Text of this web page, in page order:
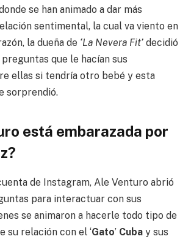
se han animado a dar más
sentimental, la cual va viento en
la dueña de ‘La Nevera Fit’ decidió
que le hacían sus
ellas si tendría otro bebé y esta
sorprendió.
está embarazada por
de Instagram, Ale Venturo abrió
para interactuar con sus
se animaron a hacerle todo tipo de
su relación con el ‘Gato’ Cuba y sus